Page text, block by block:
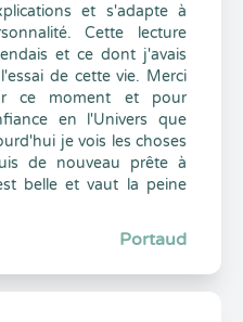
et s'adapte à
Cette lecture
et ce dont j'avais
de cette vie. Merci
ce moment et pour
en l'Univers que
je vois les choses
de nouveau prête à
belle et vaut la peine
Portaud